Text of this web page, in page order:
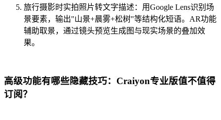
旅行摄影时实拍照片转文字描述：用Google Lens识别场
景要素，输出"山景+晨雾+松树"等结构化短语。AR功能
辅助取景，通过镜头预览生成图与现实场景的叠加效
果。
高级功能有哪些隐藏技巧：Craiyon专业版值不值得
订阅？